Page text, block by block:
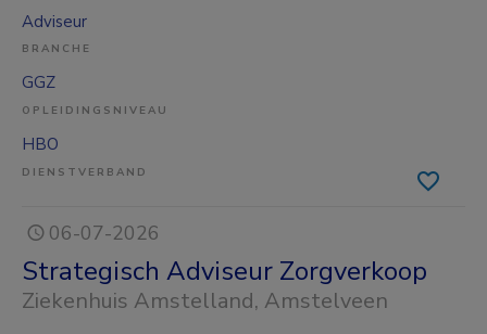
Adviseur
BRANCHE
GGZ
OPLEIDINGSNIVEAU
HBO
DIENSTVERBAND
06-07-2026
Strategisch Adviseur Zorgverkoop
Ziekenhuis Amstelland, Amstelveen